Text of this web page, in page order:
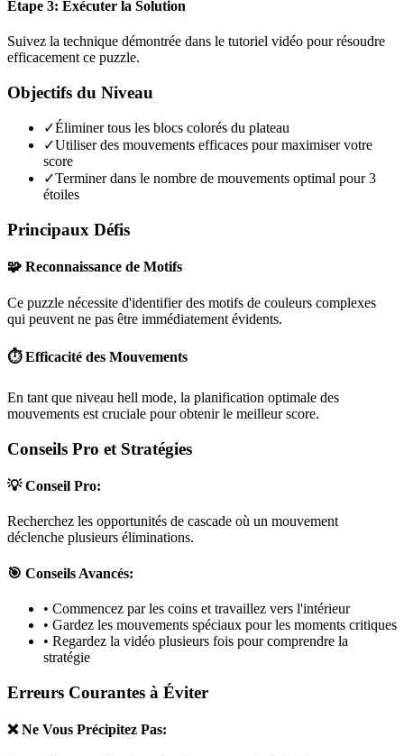
Étape 3: Exécuter la Solution
Suivez la technique démontrée dans le tutoriel vidéo pour résoudre
efficacement ce puzzle.
Objectifs du Niveau
✓Éliminer tous les blocs colorés du plateau
✓Utiliser des mouvements efficaces pour maximiser votre
score
✓Terminer dans le nombre de mouvements optimal pour 3
étoiles
Principaux Défis
🧩 Reconnaissance de Motifs
Ce puzzle nécessite d'identifier des motifs de couleurs complexes
qui peuvent ne pas être immédiatement évidents.
⏱️ Efficacité des Mouvements
En tant que niveau hell mode, la planification optimale des
mouvements est cruciale pour obtenir le meilleur score.
Conseils Pro et Stratégies
💡 Conseil Pro:
Recherchez les opportunités de cascade où un mouvement
déclenche plusieurs éliminations.
🎯 Conseils Avancés:
• Commencez par les coins et travaillez vers l'intérieur
• Gardez les mouvements spéciaux pour les moments critiques
• Regardez la vidéo plusieurs fois pour comprendre la
stratégie
Erreurs Courantes à Éviter
❌ Ne Vous Précipitez Pas: